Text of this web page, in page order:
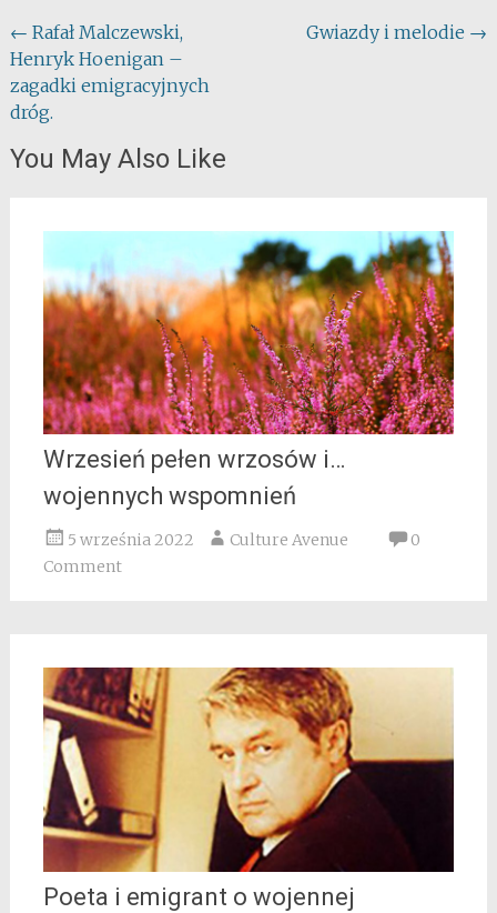
Post
navigation
← Rafał Malczewski,
Henryk Hoenigan –
zagadki emigracyjnych
dróg.
Gwiazdy i melodie →
You May Also Like
Wrzesień pełen wrzosów i…
wojennych wspomnień
5 września 2022 Culture Avenue
0
Comment
Poeta i emigrant o wojennej